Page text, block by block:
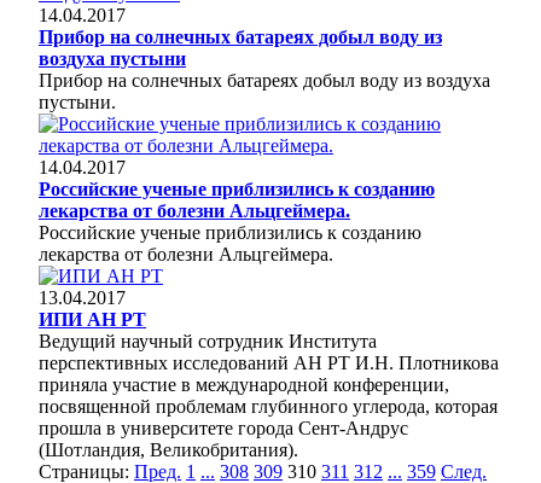
14.04.2017
Прибор на солнечных батареях добыл воду из
воздуха пустыни
Прибор на солнечных батареях добыл воду из воздуха
пустыни.
14.04.2017
Российские ученые приблизились к созданию
лекарства от болезни Альцгеймера.
Российские ученые приблизились к созданию
лекарства от болезни Альцгеймера.
13.04.2017
ИПИ АН РТ
Ведущий научный сотрудник Института
перспективных исследований АН РТ И.Н. Плотникова
приняла участие в международной конференции,
посвященной проблемам глубинного углерода, которая
прошла в университете города Сент-Андрус
(Шотландия, Великобритания).
Страницы: Пред. 1 ... 308 309 310 311 312 ... 359 След.